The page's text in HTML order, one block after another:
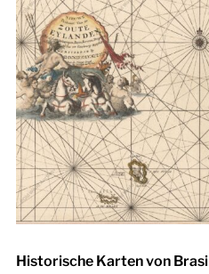
Historische Karten von